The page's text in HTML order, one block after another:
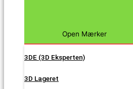
Open Mærker
3DE (3D Eksperten)
3D Lageret